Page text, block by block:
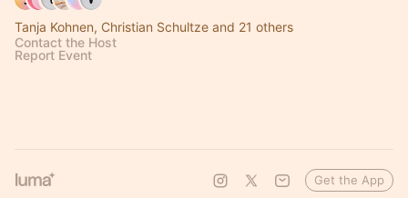
Tanja Kohnen, Christian Schultze and 21 others
Contact the Host
Report Event
Get the App